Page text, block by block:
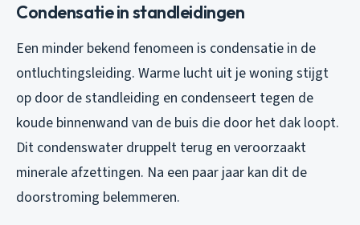
Condensatie in standleidingen
Een minder bekend fenomeen is condensatie in de
ontluchtingsleiding. Warme lucht uit je woning stijgt
op door de standleiding en condenseert tegen de
koude binnenwand van de buis die door het dak loopt.
Dit condenswater druppelt terug en veroorzaakt
minerale afzettingen. Na een paar jaar kan dit de
doorstroming belemmeren.